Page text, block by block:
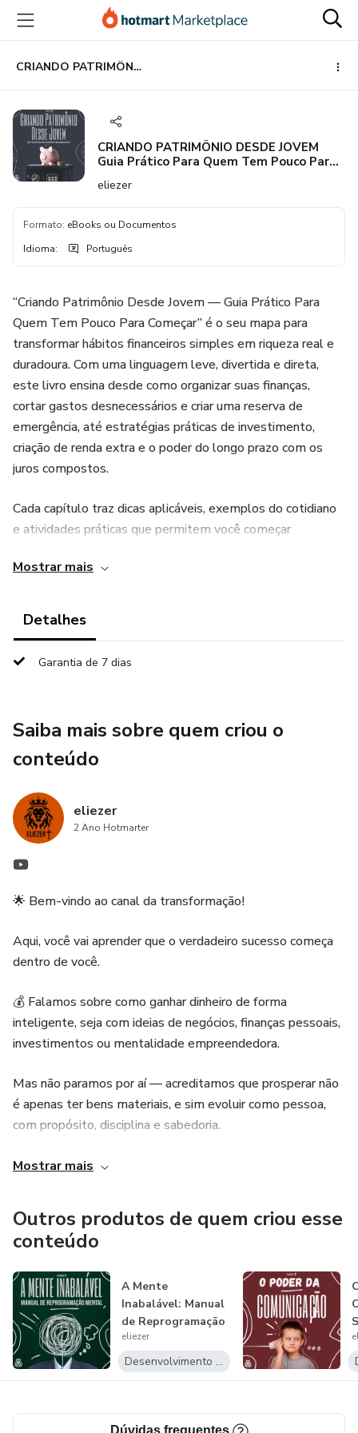
para
conteúdo
principal
para
pagamento
para
rodapé
CRIANDO PATRIMÔNIO DESDE JOVEM Guia Prático Para Quem Tem Pouco Para Começar
CRIANDO PATRIMÔNIO DESDE JOVEM
Guia Prático Para Quem Tem Pouco Para
eliezer
Formato: eBooks ou Documentos
Idioma: Português
“Criando Patrimônio Desde Jovem — Guia Prático Para
Quem Tem Pouco Para Começar” é o seu mapa para
transformar hábitos financeiros simples em riqueza real e
duradoura. Com uma linguagem leve, divertida e direta,
este livro ensina desde como organizar suas finanças,
cortar gastos desnecessários e criar uma reserva de
emergência, até estratégias práticas de investimento,
criação de renda extra e o poder do longo prazo com os
juros compostos.
Cada capítulo traz dicas aplicáveis, exemplos do cotidiano
e atividades práticas que permitem você começar
números, o livro ensina a mentalidade certa para vencer os
consistência sem perder o bom humor.
Se você quer conquistar liberdade financeira, aprender a
Quer que eu agora faça uma versão épica da descrição para
Mostrar mais
Detalhes
Garantia de 7 dias
Saiba mais sobre quem criou o
conteúdo
eliezer
2 Ano Hotmarter
🌟 Bem-vindo ao canal da transformação!
Aqui, você vai aprender que o verdadeiro sucesso começa
dentro de você.
💰 Falamos sobre como ganhar dinheiro de forma
inteligente, seja com ideias de negócios, finanças pessoais,
investimentos ou mentalidade empreendedora.
Mas não paramos por aí — acreditamos que prosperar não
é apenas ter bens materiais, e sim evoluir como pessoa,
com propósito, disciplina e sabedoria.
🔥 Cada vídeo é feito para te inspirar a agir, mudar hábitos e
📖 Acreditamos em princípios que funcionam: trabalho, fé,
constância e aprendizado contínuo.
✝️ Se você quer crescer financeiramente, emocionalmente
e espiritualmente, este é o seu lugar.
Aqui você encontra:
Mostrar mais
Outros produtos de quem criou esse
conteúdo
A Mente
Inabalável: Manual
de Reprogramação
Mental
eliezer
Desenvolvimento Pessoal
Dúvidas frequentes